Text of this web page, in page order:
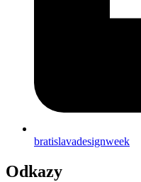
bratislavadesignweek
Odkazy